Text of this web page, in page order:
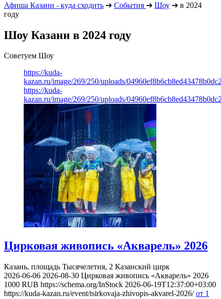
Афиша Казани - куда сходить ➔ События ➔ Шоу ➔ в 2024
году
Шоу Казани в 2024 году
Советуем Шоу
https://kuda-
kazan.ru/image/269/250/uploads/
https://kuda-
kazan.ru/image/269/250/uploads/
Цирковая живопись «Акварель» 2026
Казань, площадь Тысячелетия, 2 Казанский цирк
2026-06-06 2026-08-30 Цирковая живопись «Акварель» 2026
1000 RUB https://schema.org/InStock 2026-06-19T12:37:00+03:00
https://kuda-kazan.ru/event/tsirkovaja-zhivopis-akvarel-2026/ от 1